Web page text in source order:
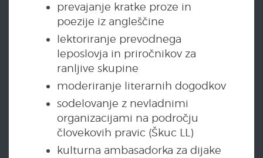
prevajanje kratke proze in
poezije iz angleščine
lektoriranje prevodnega
leposlovja in priročnikov za
ranljive skupine
moderiranje literarnih dogodkov
sodelovanje z nevladnimi
organizacijami na področju
človekovih pravic (Škuc LL)
kulturna ambasadorka za dijake